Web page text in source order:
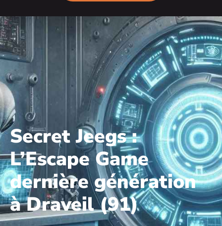
Secret Jeegs :
L’Escape Game
dernière génération
à Draveil (91)